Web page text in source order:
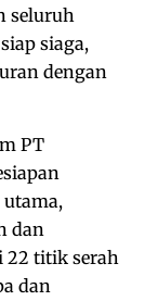
seluruh
siaga,
dengan
PT
dan
22 titik serah
dan